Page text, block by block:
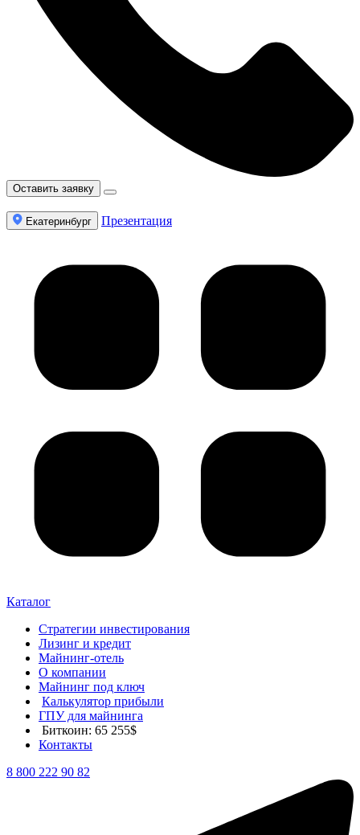
Оставить заявку
Екатеринбург Презентация
Каталог
Стратегии инвестирования
Лизинг и кредит
Майнинг-отель
О компании
Майнинг под ключ
Калькулятор прибыли
ГПУ для майнинга
Биткоин: 65 255$
Контакты
8 800 222 90 82